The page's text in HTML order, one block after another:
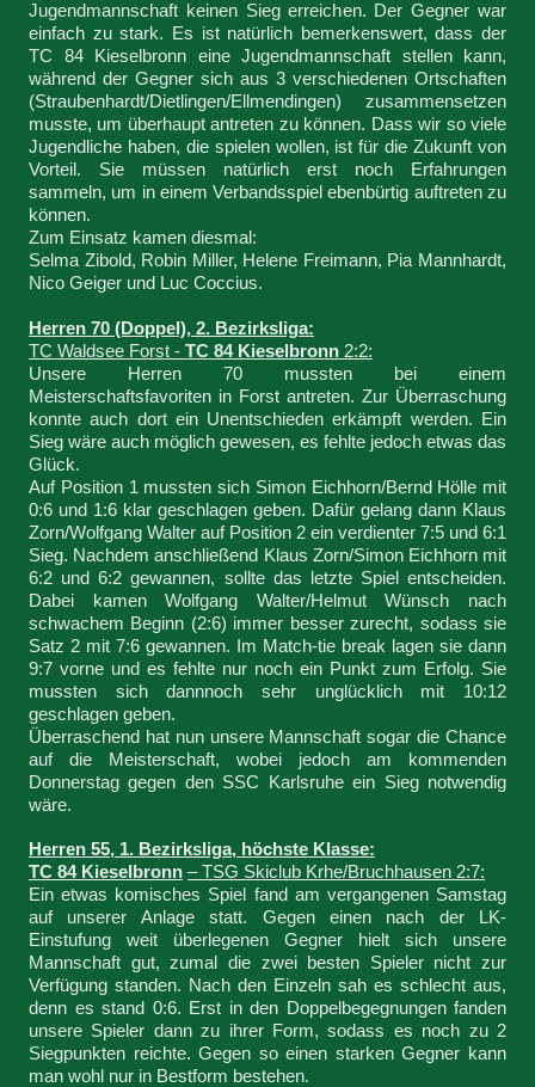
Jugendmannschaft keinen Sieg erreichen. Der Gegner war
einfach zu stark. Es ist natürlich bemerkenswert, dass der
TC 84 Kieselbronn eine Jugendmannschaft stellen kann,
während der Gegner sich aus 3 verschiedenen Ortschaften
(Straubenhardt/Dietlingen/Ellmendingen) zusammensetzen
musste, um überhaupt antreten zu können. Dass wir so viele
Jugendliche haben, die spielen wollen, ist für die Zukunft von
Vorteil. Sie müssen natürlich erst noch Erfahrungen
sammeln, um in einem Verbandsspiel ebenbürtig auftreten zu
können.
Zum Einsatz kamen diesmal:
Selma Zibold, Robin Miller, Helene Freimann, Pia Mannhardt,
Nico Geiger und Luc Coccius.
Herren 70 (Doppel), 2. Bezirksliga:
TC Waldsee Forst - TC 84 Kieselbronn 2:2:
Unsere Herren 70 mussten bei einem
Meisterschaftsfavoriten in Forst antreten. Zur Überraschung
konnte auch dort ein Unentschieden erkämpft werden. Ein
Sieg wäre auch möglich gewesen, es fehlte jedoch etwas das
Glück.
Auf Position 1 mussten sich Simon Eichhorn/Bernd Hölle mit
0:6 und 1:6 klar geschlagen geben. Dafür gelang dann Klaus
Zorn/Wolfgang Walter auf Position 2 ein verdienter 7:5 und 6:1
Sieg. Nachdem anschließend Klaus Zorn/Simon Eichhorn mit
6:2 und 6:2 gewannen, sollte das letzte Spiel entscheiden.
Dabei kamen Wolfgang Walter/Helmut Wünsch nach
schwachem Beginn (2:6) immer besser zurecht, sodass sie
Satz 2 mit 7:6 gewannen. Im Match-tie break lagen sie dann
9:7 vorne und es fehlte nur noch ein Punkt zum Erfolg. Sie
mussten sich dannnoch sehr unglücklich mit 10:12
geschlagen geben.
Überraschend hat nun unsere Mannschaft sogar die Chance
auf die Meisterschaft, wobei jedoch am kommenden
Donnerstag gegen den SSC Karlsruhe ein Sieg notwendig
wäre.
Herren 55, 1. Bezirksliga, höchste Klasse:
TC 84 Kieselbronn – TSG Skiclub Krhe/Bruchhausen 2:7:
Ein etwas komisches Spiel fand am vergangenen Samstag
auf unserer Anlage statt. Gegen einen nach der LK-
Einstufung weit überlegenen Gegner hielt sich unsere
Mannschaft gut, zumal die zwei besten Spieler nicht zur
Verfügung standen. Nach den Einzeln sah es schlecht aus,
denn es stand 0:6. Erst in den Doppelbegegnungen fanden
unsere Spieler dann zu ihrer Form, sodass es noch zu 2
Siegpunkten reichte. Gegen so einen starken Gegner kann
man wohl nur in Bestform bestehen.